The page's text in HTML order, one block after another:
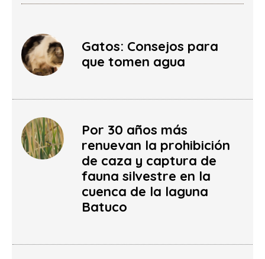
Gatos: Consejos para
que tomen agua
Por 30 años más
renuevan la prohibición
de caza y captura de
fauna silvestre en la
cuenca de la laguna
Batuco